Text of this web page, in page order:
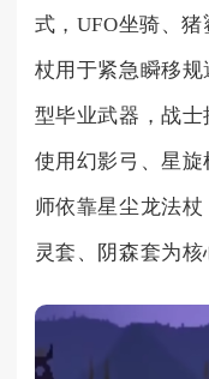
式，UFO坐骑、
杖用于紧急瞬移
型毕业武器，战
使用幻影弓、星
师依靠星尘龙法
灵套、阴森套为核